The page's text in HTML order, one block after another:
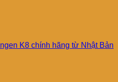
K8 chính hãng từ Nhật Bản